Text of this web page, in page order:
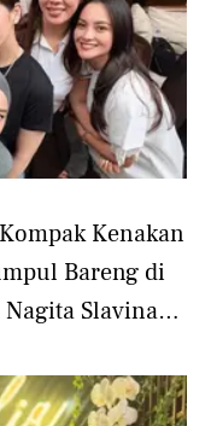
Kenakan
Bareng di
Slavina